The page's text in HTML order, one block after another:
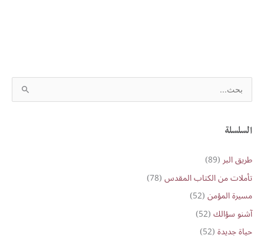
e
r
h
f
o
r
:
السلسلة
طريق البر(89)
تأملات من الكتاب المقدس(78)
مسيرة المؤمن(52)
آشنو سؤالك(52)
حياة جديدة(52)